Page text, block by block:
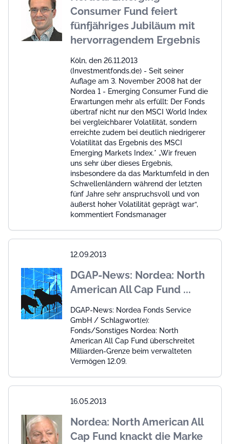
Consumer Fund feiert
fünfjähriges Jubiläum mit
hervorragendem Ergebnis
Köln, den 26.11.2013
(Investmentfonds.de) - Seit seiner
Auflage am 3. November 2008 hat der
Nordea 1 - Emerging Consumer Fund die
Erwartungen mehr als erfüllt: Der Fonds
übertraf nicht nur den MSCI World Index
bei vergleichbarer Volatilität, sondern
erreichte zudem bei deutlich niedrigerer
Volatilität das Ergebnis des MSCI
Emerging Markets Index.* „Wir freuen
uns sehr über dieses Ergebnis,
insbesondere da das Marktumfeld in den
Schwellenländern während der letzten
fünf Jahre sehr anspruchsvoll und von
äußerst hoher Volatilität geprägt war“,
kommentiert Fondsmanager
12.09.2013
DGAP-News: Nordea: North
American All Cap Fund ...
DGAP-News: Nordea Fonds Service
GmbH / Schlagwort(e):
Fonds/Sonstiges Nordea: North
American All Cap Fund überschreitet
Milliarden-Grenze beim verwalteten
Vermögen 12.09.
16.05.2013
Nordea: North American All
Cap Fund knackt die Marke